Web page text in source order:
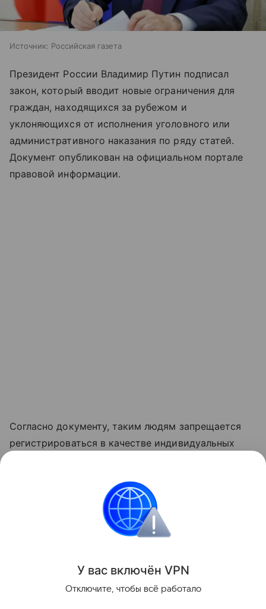
Источник: Российская газета
Президент России Владимир Путин подписал
закон, который вводит новые ограничения для
граждан, находящихся за рубежом и
уклоняющихся от исполнения уголовного или
административного наказания по ряду статей.
Документ опубликован на официальном портале
правовой информации.
Согласно документу, таким людям запрещается
регистрироваться в качестве индивидуальных
средств и имущества.
Путин Владимир
Поделиться
У вас включён VPN
Отключите, чтобы всё работало